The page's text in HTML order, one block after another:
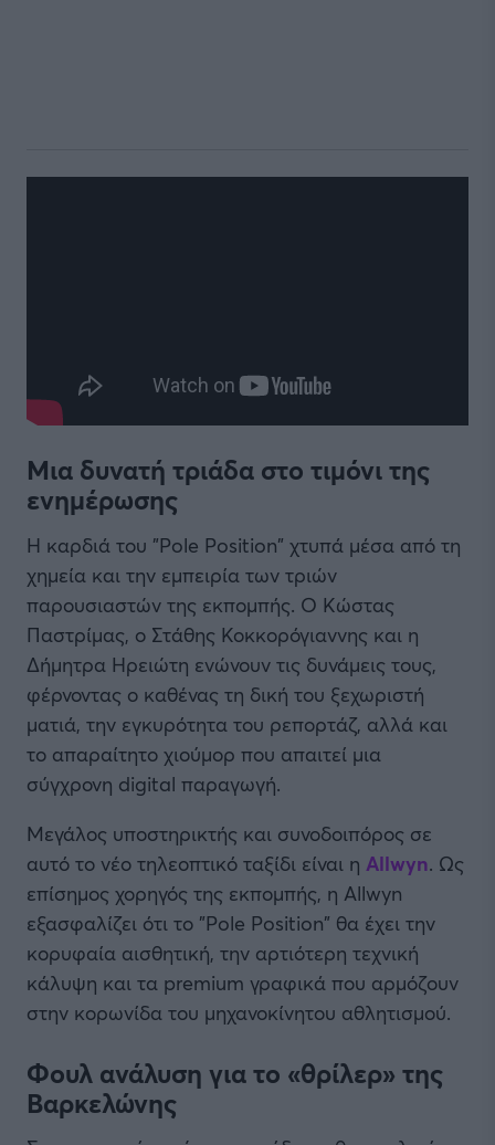
Μια δυνατή τριάδα στο τιμόνι της
ενημέρωσης
Η καρδιά του "Pole Position" χτυπά μέσα από τη
χημεία και την εμπειρία των τριών
παρουσιαστών της εκπομπής. Ο Κώστας
Παστρίμας, ο Στάθης Κοκκορόγιαννης και η
Δήμητρα Ηρειώτη ενώνουν τις δυνάμεις τους,
φέρνοντας ο καθένας τη δική του ξεχωριστή
ματιά, την εγκυρότητα του ρεπορτάζ, αλλά και
το απαραίτητο χιούμορ που απαιτεί μια
σύγχρονη digital παραγωγή.
Μεγάλος υποστηρικτής και συνοδοιπόρος σε
αυτό το νέο τηλεοπτικό ταξίδι είναι η Allwyn. Ως
επίσημος χορηγός της εκπομπής, η Allwyn
εξασφαλίζει ότι το "Pole Position" θα έχει την
κορυφαία αισθητική, την αρτιότερη τεχνική
κάλυψη και τα premium γραφικά που αρμόζουν
στην κορωνίδα του μηχανοκίνητου αθλητισμού.
Φουλ ανάλυση για το «θρίλερ» της
Βαρκελώνης